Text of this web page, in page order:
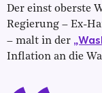
Der einst oberste
Regierung – Ex-
– malt in der
Inflation an die